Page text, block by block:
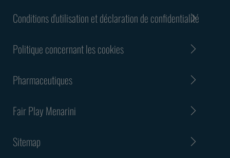
Conditions d'utilisation et déclaration de confidentialité
Politique concernant les cookies
Pharmaceutiques
Fair Play Menarini
Sitemap